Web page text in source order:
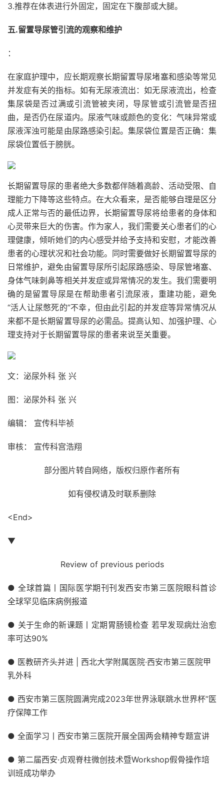
3.推荐在体表进行外固定，固定在下腹部或大腿。
五.留置导尿管引流的观察和维护
：
在家庭护理中，应长期观察长期留置导尿堵塞和感染等常见
并发症有关的指标。 如有无尿液流出：如无尿液流出，检查
集尿袋是否过满或引流管被夹闭，导尿管或引流管是否扭
曲，是否仍在尿道内。 尿液气味或颜色的变化： 气味异常或
尿液浑浊可能是由尿路感染引起。集尿袋位置是否正确：集
尿袋位置低于膀胱。
长期留置导尿的患者绝大多数都伴随着高龄、活动受限、自
理能力下降等这些特点。在大众看来，是否能够自理是区分
成人正常与否的最低边界，长期留置导尿将给患者的身体和
心灵带来巨大的伤害。作为家人，我们需要关心患者们的心
理健康，倾听她们的内心感受并给予支持和安慰，才能改善
患者的心理状况和社会功能。同时需要做好长期留置导尿的
日常维护，避免由留置导尿所引起尿路感染、导尿管堵塞、
身体气味刺鼻等相关并发症或异常情况的发生。我们需要明
确的是留置导尿是在帮助患者引流尿液，重建功能，避免
“活人让尿憋死的”不幸，但由此引起的并发症等异常情况从
来都不是长期留置导尿的必需品。提高认知、加强护理、心
理支持对于长期留置导尿的患者来说至关重要。
文：泌尿外科 张 兴
图：泌尿外科 张 兴
编辑： 宣传科毕祯
审核： 宣传科宫浩翔
部分图片转自网络，版权归原作者所有
如有侵权请及时联系删除
<End>
▼
Review of previous periods
● 全球首篇丨国际医学期刊刊发西安市第三医院眼科首诊
全球罕见临床病例报道
● 关于生命的新课题丨定期胃肠镜检查 若早发现病灶治愈
率可达90%
● 医教研齐头并进 | 西北大学附属医院·西安市第三医院甲
乳外科
● 西安市第三医院圆满完成2023年世界泳联跳水世界杯”医
疗保障工作
● 全面学习丨西安市第三医院开展全国两会精神专题宣讲
● 第二届西安·贞观脊柱微创技术暨Workshop假骨操作培
训班成功举办